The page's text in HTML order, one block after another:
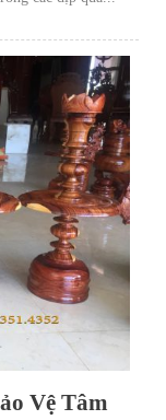
Vệ Tâm